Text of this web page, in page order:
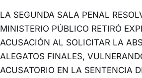
LA SEGUNDA SALA PENAL
MINISTERIO PÚBLICO RETIRÓ
ACUSACIÓN AL SOLICITAR LA
ALEGATOS FINALES,
ACUSATORIO EN LA SENTENCIA